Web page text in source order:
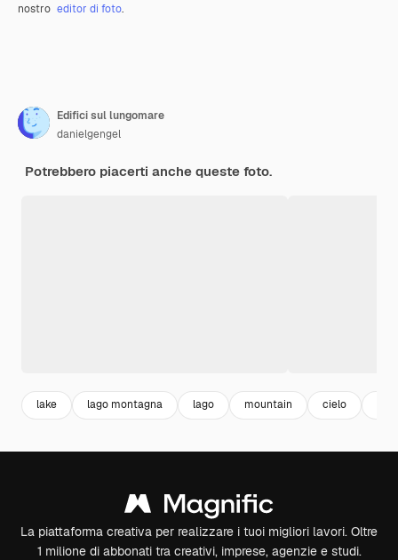
nostro editor di foto.
Edifici sul lungomare
danielgengel
Potrebbero piacerti anche queste foto.
lake lago montagna lago mountain cielo
La piattaforma creativa per realizzare i tuoi migliori lavori. Oltre
1 milione di abbonati tra creativi, imprese, agenzie e studi.